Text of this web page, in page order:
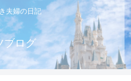
夫婦の日記
ブログ